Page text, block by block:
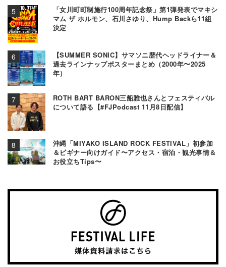
「女川町町制施行100周年記念祭」第1弾発表でマキシ
マム ザ ホルモン、石川さゆり、Hump Backら11組
決定
【SUMMER SONIC】サマソニ歴代ヘッドライナー＆
過去ラインナップポスターまとめ（2000年〜2025
年）
ROTH BART BARON三船雅也さんとフェスティバル
について語る【#FJPodcast 11月8日配信】
沖縄「MIYAKO ISLAND ROCK FESTIVAL」初参加
＆ビギナー向けガイド〜アクセス・宿泊・観光事情＆
お役立ちTips〜